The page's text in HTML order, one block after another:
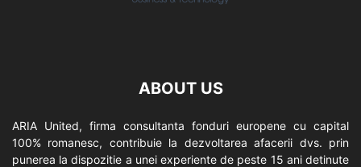
ABOUT US
ARIA United, firma consultanta fonduri europene cu capital
100% romanesc, contribuie la dezvoltarea afacerii dvs. prin
punerea la dispozitie a unei experiente de peste 15 ani detinute